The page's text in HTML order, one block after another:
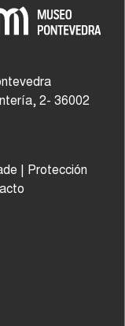
2- 36002
Protección